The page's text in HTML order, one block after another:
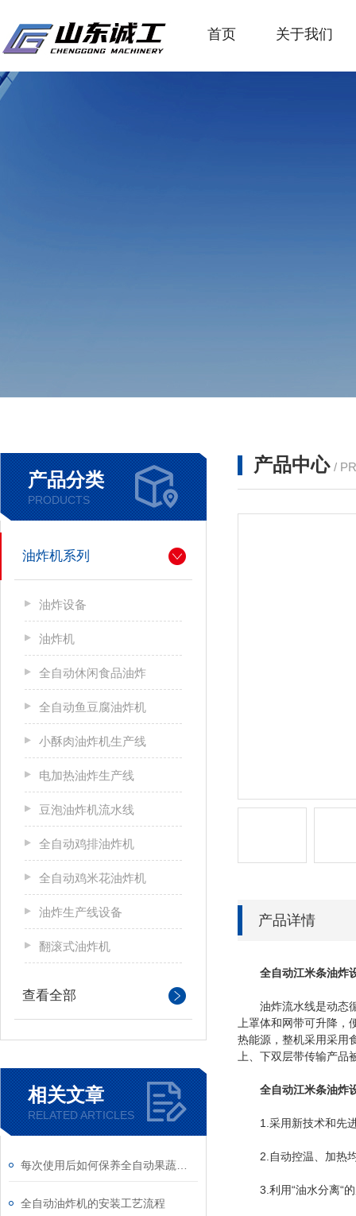
首页 关于我们
产品分类
PRODUCTS
油炸机系列
油炸设备
油炸机
全自动休闲食品油炸
全自动鱼豆腐油炸机
小酥肉油炸机生产线
电加热油炸生产线
豆泡油炸机流水线
全自动鸡排油炸机
全自动鸡米花油炸机
油炸生产线设备
翻滚式油炸机
查看全部
相关文章
RELATED ARTICLES
全自动油炸机的安装工艺流程
产品中心 /
产品详情
全自动江米条油炸
油炸流水线是动态循
上罩体和网带可升降
热能源，整机采用采用
上、下双层带传输产
全自动江米条油炸
1.采用新技术和先进
2.自动控温、加热均
3.利用“油水分离“的